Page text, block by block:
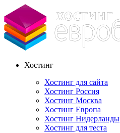
Хостинг
Хостинг для сайта
Хостинг Россия
Хостинг Москва
Хостинг Европа
Хостинг Нидерланды
Хостинг для теста